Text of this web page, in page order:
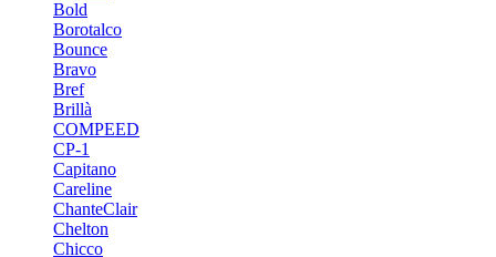
Bold
Borotalco
Bounce
Bravo
Bref
Brillà
COMPEED
CP-1
Capitano
Careline
ChanteСlair
Chelton
Chicco